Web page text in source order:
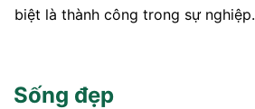
biệt là thành công trong sự nghiệp.
Sống đẹp